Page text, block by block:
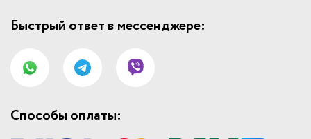
Быстрый ответ в мессенджере:
Способы оплаты: